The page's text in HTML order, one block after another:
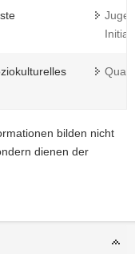
bilden nicht
dienen der